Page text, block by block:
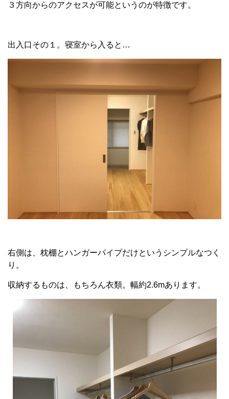
３方向からのアクセスが可能というのが特徴です。
出入口その１。寝室から入ると…
右側は、枕棚とハンガーパイプだけというシンプルなつく
り。
収納するものは、もちろん衣類。幅約2.6mあります。